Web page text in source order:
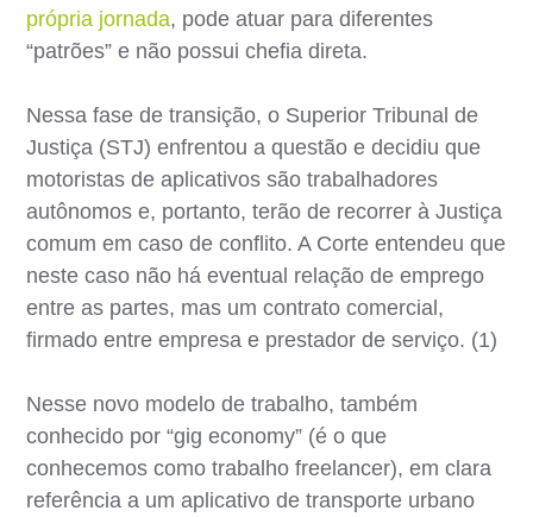
própria jornada, pode atuar para diferentes
“patrões” e não possui chefia direta.
Nessa fase de transição, o Superior Tribunal de
Justiça (STJ) enfrentou a questão e decidiu que
motoristas de aplicativos são trabalhadores
autônomos e, portanto, terão de recorrer à Justiça
comum em caso de conflito. A Corte entendeu que
neste caso não há eventual relação de emprego
entre as partes, mas um contrato comercial,
firmado entre empresa e prestador de serviço. (1)
Nesse novo modelo de trabalho, também
conhecido por “gig economy” (é o que
conhecemos como trabalho freelancer), em clara
referência a um aplicativo de transporte urbano